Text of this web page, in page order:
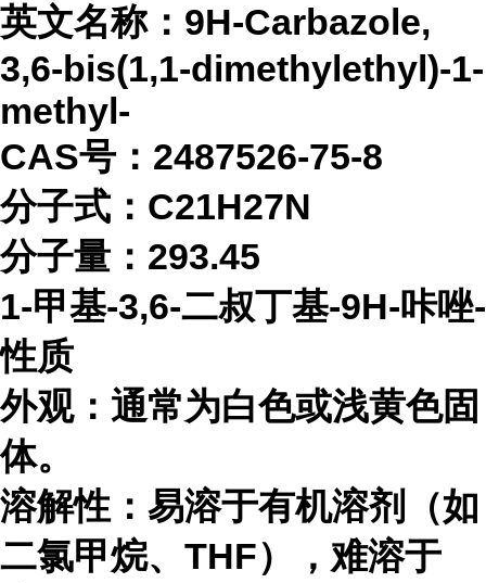
英文名称： 9H-Carbazole,
3,6-bis(1,1-dimethylethyl)-1-
methyl-
CAS号：2487526-75-8
分子式： C21H27N
分子量： 293.45
1-甲基-3,6-二叔丁基-9H-咔唑-
性质
外观：通常为白色或浅黄色固
体。
溶解性：易溶于有机溶剂（如
二氯甲烷、 THF），难溶于